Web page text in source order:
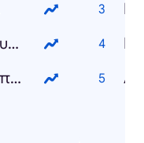
Πότε ξεκινάει το Μουντιάλ
Πότε λήγει το πιστοποιητικό εμβολιασμού